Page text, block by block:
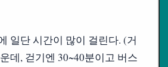
일단 시간이 많이 걸린다. (거
데, 걷기엔 30~40분이고 버스